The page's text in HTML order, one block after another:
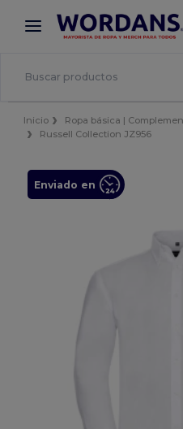
× App de Wordans
¡Mejores precios en app!
Inicio Ropa básica |
Russell Collection JZ956
Enviado en